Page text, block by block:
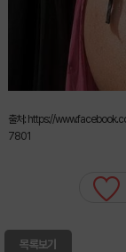
출처: https://
7801
목록보기